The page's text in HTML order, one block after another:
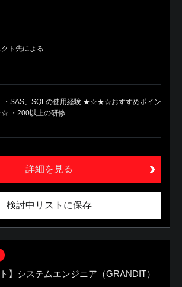
ト先による
・SAS、SQLの使用経験 ★☆★☆おすすめポイン
・200以上の研修...
詳細を見る
検討中リストに保存
】システムエンジニア（GRANDIT）